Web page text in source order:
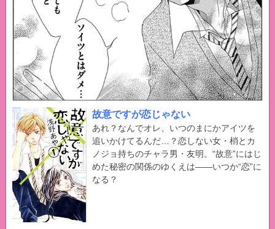
故意ですが恋じゃない
あれ？なんでオレ、いつのまにかアイツを
追いかけてるんだ…？恋しない女・梢とカ
ノジョ持ちのチャラ男・友明。“故意”にはじ
めた秘密の関係のゆくえは――いつか“恋”に
なる？